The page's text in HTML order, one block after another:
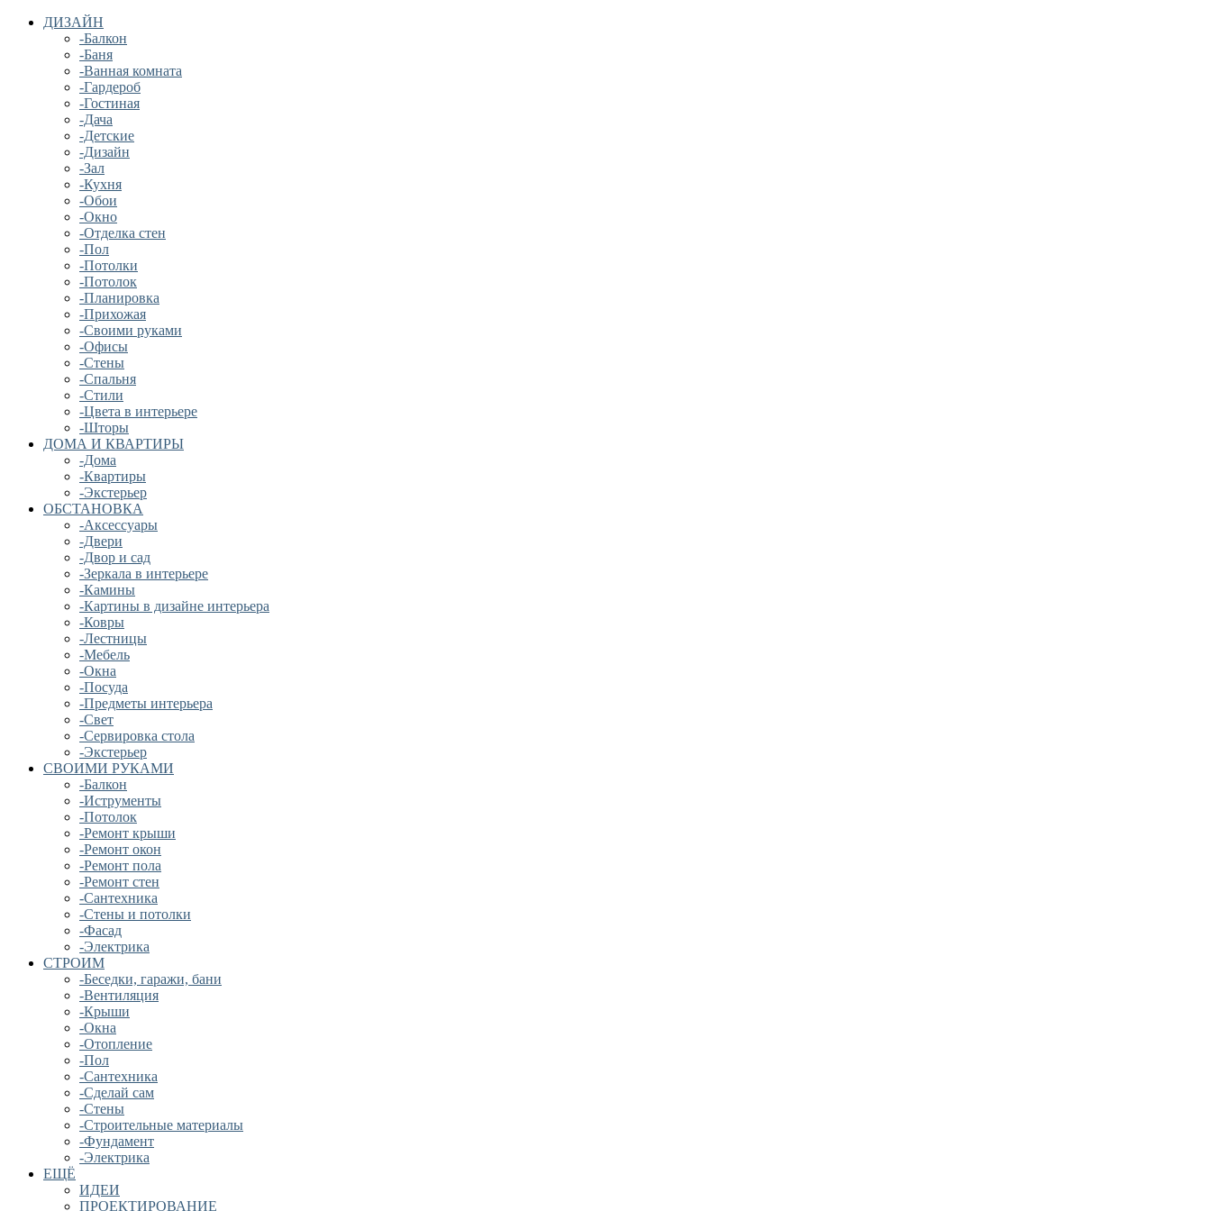
ДИЗАЙН
-Балкон
-Баня
-Ванная комната
-Гардероб
-Гостиная
-Дача
-Детские
-Дизайн
-Зал
-Кухня
-Обои
-Окно
-Отделка стен
-Пол
-Потолки
-Потолок
-Планировка
-Прихожая
-Своими руками
-Офисы
-Стены
-Спальня
-Стили
-Цвета в интерьере
-Шторы
ДОМА И КВАРТИРЫ
-Дома
-Квартиры
-Экстерьер
ОБСТАНОВКА
-Аксессуары
-Двери
-Двор и сад
-Зеркала в интерьере
-Камины
-Картины в дизайне интерьера
-Ковры
-Лестницы
-Мебель
-Окна
-Посуда
-Предметы интерьера
-Свет
-Сервировка стола
-Экстерьер
СВОИМИ РУКАМИ
-Балкон
-Иструменты
-Потолок
-Ремонт крыши
-Ремонт окон
-Ремонт пола
-Ремонт стен
-Сантехника
-Стены и потолки
-Фасад
-Электрика
СТРОИМ
-Беседки, гаражи, бани
-Вентиляция
-Крыши
-Окна
-Отопление
-Пол
-Сантехника
-Сделай сам
-Стены
-Строительные материалы
-Фундамент
-Электрика
ЕЩЁ
ИДЕИ
ПРОЕКТИРОВАНИЕ